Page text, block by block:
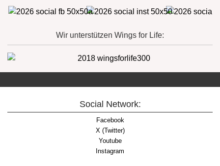
Wir unterstützen Wings for Life:
Social Network:
Facebook
X (Twitter)
Youtube
Instagram